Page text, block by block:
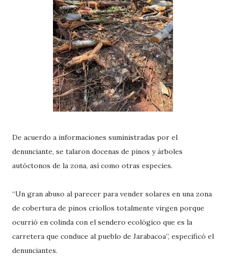
De acuerdo a informaciones suministradas por el
denunciante, se talaron docenas de pinos y árboles
autóctonos de la zona, así como otras especies.
“Un gran abuso al parecer para vender solares en una zona
de cobertura de pinos criollos totalmente virgen porque
ocurrió en colinda con el sendero ecológico que es la
carretera que conduce al pueblo de Jarabacoa”, especificó el
denunciantes.